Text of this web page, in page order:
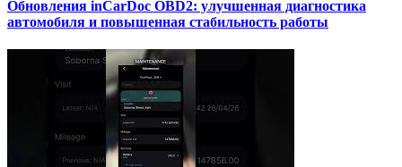
Обновления inCarDoc OBD2: улучшенная диагностика
автомобиля и повышенная стабильность работы